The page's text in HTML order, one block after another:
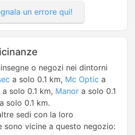
un errore qui!
o negozi nei dintorni
a solo 0.1 km, Mc Optic a
a solo 0.1 km, Manor a solo 0.1
a solo 0.1 km.
sedi con la loro
sono vicine a questo negozio: